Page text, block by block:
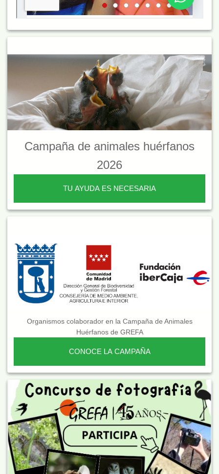
Campaña de animales huérfanos
2026
TU AYUDA ES NECESARIA
Organismos colaborador en la Campaña de Animales
Huérfanos de GREFA
CONOCE LA CAMPAÑA